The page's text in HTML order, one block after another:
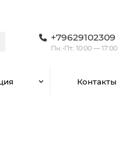
+79629102309
Пн.-Пт.: 10:00 — 17:00
Контакты